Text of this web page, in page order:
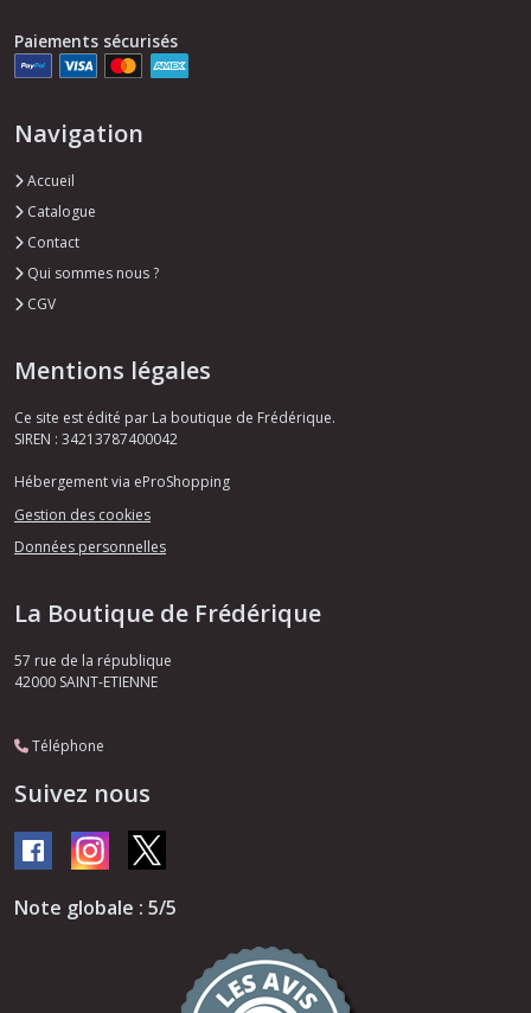
Paiements sécurisés
Navigation
Accueil
Catalogue
Contact
Qui sommes nous ?
CGV
Mentions légales
Ce site est édité par La boutique de Frédérique.
SIREN : 34213787400042
Hébergement via eProShopping
Gestion des cookies
Données personnelles
La Boutique de Frédérique
57 rue de la république
42000 SAINT-ETIENNE
Téléphone
Suivez nous
Note globale : 5/5